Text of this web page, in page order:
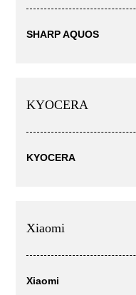
SHARP AQUOS
KYOCERA
KYOCERA
Xiaomi
Xiaomi